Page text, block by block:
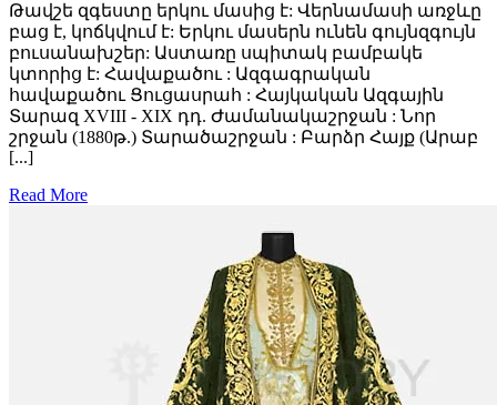
Թավշե զգեստը երկու մասից է: Վերնամասի առջևը
բաց է, կոճկվում է: Երկու մասերն ունեն գույնզգույն
բուսանախշեր: Աստառը սպիտակ բամբակե
կտորից է: Հավաքածու : Ազգագրական
հավաքածու Ցուցասրահ : Հայկական Ազգային
Տարազ XVIII - XIX դդ. Ժամանակաշրջան : Նոր
շրջան (1880թ.) Տարածաշրջան : Բարձր Հայք (Արաբ
[...]
Read More